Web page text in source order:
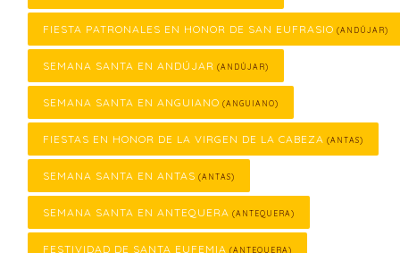
FIESTA PATRONALES EN HONOR DE SAN EUFRASIO (ANDÚJAR)
SEMANA SANTA EN ANDÚJAR (ANDÚJAR)
SEMANA SANTA EN ANGUIANO (ANGUIANO)
FIESTAS EN HONOR DE LA VIRGEN DE LA CABEZA (ANTAS)
SEMANA SANTA EN ANTAS (ANTAS)
SEMANA SANTA EN ANTEQUERA (ANTEQUERA)
FESTIVIDAD DE SANTA EUFEMIA (ANTEQUERA)